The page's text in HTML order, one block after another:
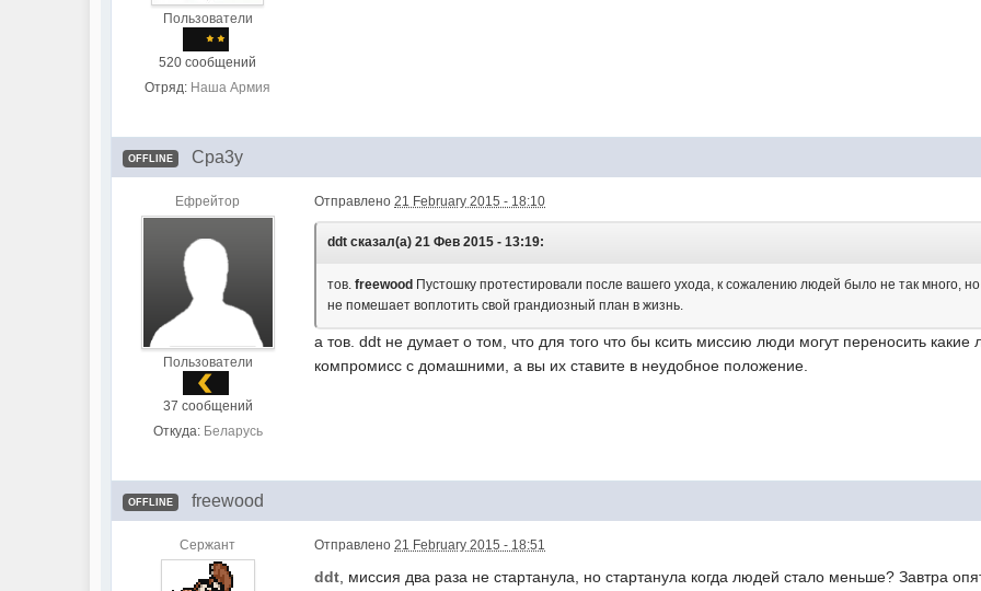
Пользователи
520 сообщений
Отряд: Наша Армия
OFFLINE Cpa3y
Ефрейтор
Пользователи
37 сообщений
Откуда: Беларусь
Отправлено 21 February 2015 - 18:10
ddt сказал(а) 21 Фев 2015 - 13:19:
тов. freewood Пустошку протестировали после вашего ухода, к сожалению людей было не так много,
не помешает воплотить свой грандиозный план в жизнь.
а тов. ddt не думает о том, что для того что бы ксить миссию люди могут переносить
компромисс с домашними, а вы их ставите в неудобное положение.
OFFLINE freewood
Сержант Отправлено 21 February 2015 - 18:51
ddt , миссия два раза не стартанула, но стартанула когда людей стало меньше? Завтра